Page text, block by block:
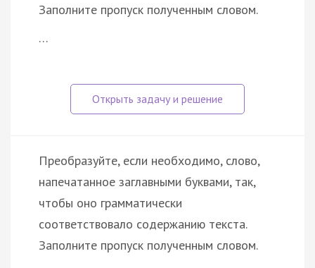
Заполните пропуск полученным словом.
…
Преобразуйте, если необходимо, слово,
напечатанное заглавными буквами, так,
чтобы оно грамматически
соответствовало содержанию текста.
Заполните пропуск полученным словом.